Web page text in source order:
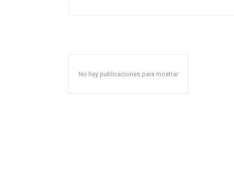
No hay publicaciones para mostrar